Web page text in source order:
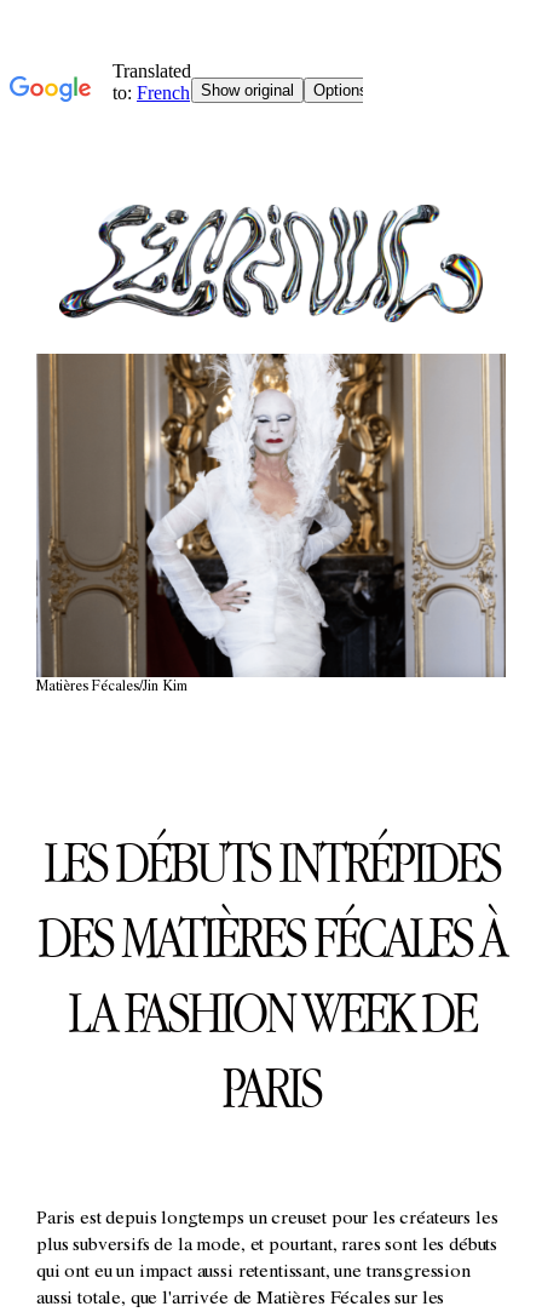
Matières Fécales/Jin Kim
LES DÉBUTS INTRÉPIDES
DES MATIÈRES FÉCALES À
LA FASHION WEEK DE
PARIS
Paris est depuis longtemps un creuset pour les créateurs les
plus subversifs de la mode, et pourtant, rares sont les débuts
qui ont eu un impact aussi retentissant, une transgression
aussi totale, que l'arrivée de Matières Fécales sur les